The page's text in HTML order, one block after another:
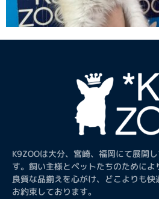
K9ZOOは大分、宮崎、福岡にて展開
す。飼い主様とペットたちのために
良質な品揃えを心がけ、どこよりも
お約束しております。